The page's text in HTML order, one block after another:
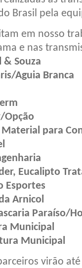
Brasil pela
em nosso
e nas
& Souza
Aguia Branca
Opção
Material para
Eucalipto
Esportes
Arnicol
Paraíso/
Municipal
Municipal
virão